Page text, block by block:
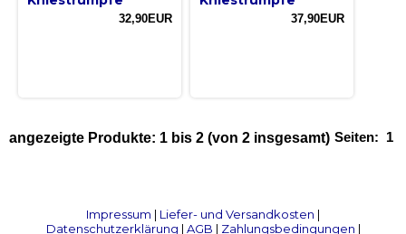
32,90EUR 37,90EUR
Seiten: 1
angezeigte Produkte: 1 bis 2 (von 2 insgesamt)
Impressum | Liefer- und Versandkosten |
Datenschutzerklärung | AGB | Zahlungsbedingungen |